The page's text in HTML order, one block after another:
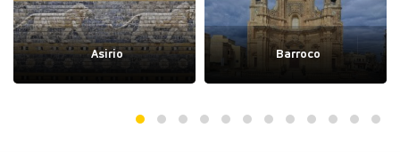
Asirio Barroco